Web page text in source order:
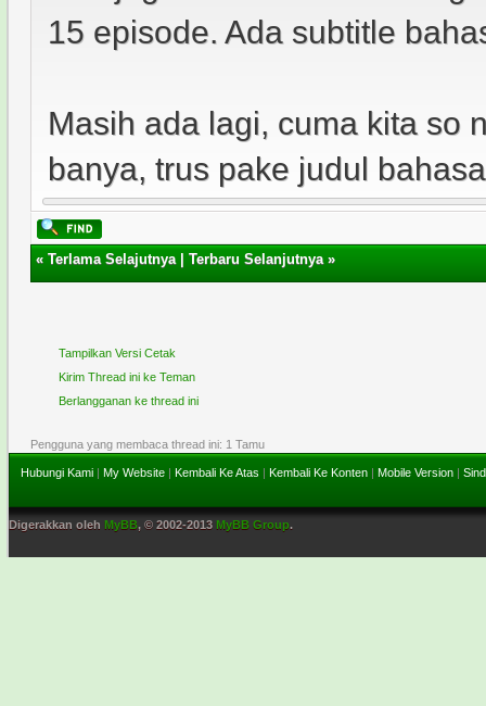
15 episode. Ada subtitle
Masih ada lagi, cuma kita so
banya, trus pake judul
«Terlama Selajutnya|Terbaru Selanjutnya»
Tampilkan Versi Cetak
Kirim Thread ini ke Teman
Berlangganan ke thread ini
Pengguna yang membaca thread ini: 1 Tamu
Hubungi Kami | My Website | Kembali Ke Atas | Kembali Ke Konten | Mobile Version |
Digerakkan oleh MyBB, © 2002-2013 MyBB Group.